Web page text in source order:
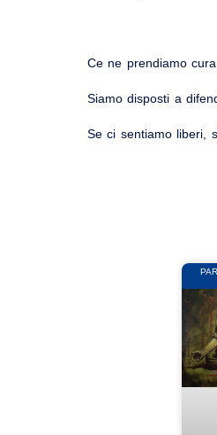
Ce ne prendiamo
Siamo disposti a
Se ci sentiamo liberi,